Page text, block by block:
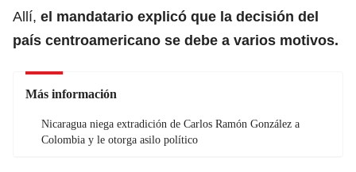
Allí, el mandatario explicó que la decisión del
país centroamericano se debe a varios motivos.
Más información
Nicaragua niega extradición de Carlos Ramón González a
Colombia y le otorga asilo político